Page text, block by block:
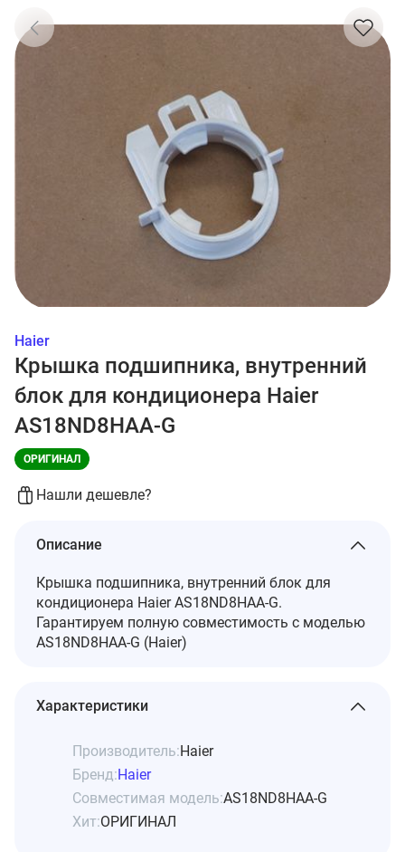
Haier
Крышка подшипника, внутренний
блок для кондиционера Haier
AS18ND8HAA-G
ОРИГИНАЛ
Нашли дешевле?
Описание
Крышка подшипника, внутренний блок для
кондиционера Haier AS18ND8HAA-G.
Гарантируем полную совместимость с моделью
AS18ND8HAA-G (Haier)
Характеристики
Производитель:Haier
Бренд:Haier
Совместимая модель:AS18ND8HAA-G
Хит:ОРИГИНАЛ